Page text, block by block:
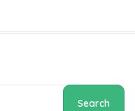
Search